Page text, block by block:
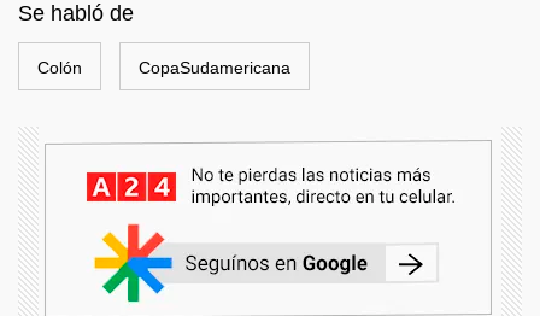
Se habló de
Colón CopaSudamericana